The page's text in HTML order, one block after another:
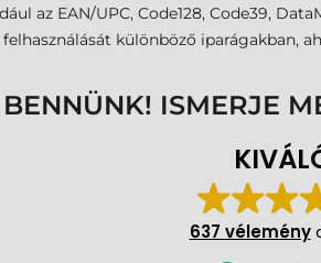
az EAN/UPC, Code128, Code39,
különböző iparágakban,
ISMERJE
637 vélemény